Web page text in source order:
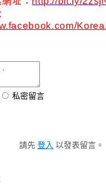
私密留言
請先 登入 以發表留言。